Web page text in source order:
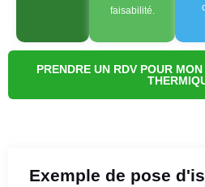
faisabilité.
PRENDRE UN RDV POUR
Exemple de pose